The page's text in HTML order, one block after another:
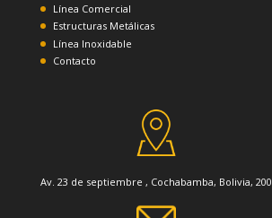
Línea Comercial
Estructuras Metálicas
Línea Inoxidable
Contacto
Av. 23 de septiembre , Cochabamba, Bolivia, 200